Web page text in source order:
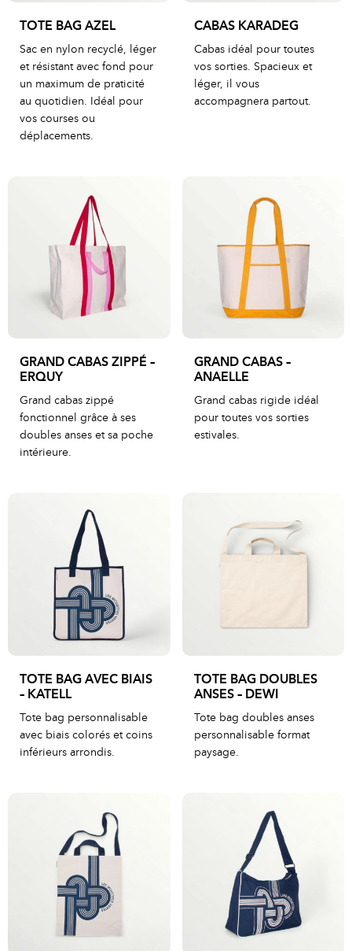
TOTE BAG AZEL
Sac en nylon recyclé, léger
et résistant avec fond pour
un maximum de praticité
au quotidien. Idéal pour
vos courses ou
déplacements.
CABAS KARADEG
Cabas idéal pour toutes
vos sorties. Spacieux et
léger, il vous
accompagnera partout.
GRAND CABAS ZIPPÉ –
ERQUY
Grand cabas zippé
fonctionnel grâce à ses
doubles anses et sa poche
intérieure.
GRAND CABAS –
ANAELLE
Grand cabas rigide idéal
pour toutes vos sorties
estivales.
TOTE BAG AVEC BIAIS
– KATELL
Tote bag personnalisable
avec biais colorés et coins
inférieurs arrondis.
TOTE BAG DOUBLES
ANSES – DEWI
Tote bag doubles anses
personnalisable format
paysage.